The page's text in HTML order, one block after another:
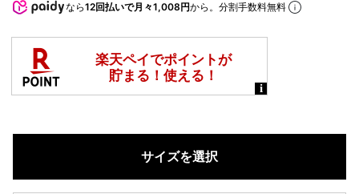
なら12回払いで月々1,008円から。分割手数料無料
サイズを選択